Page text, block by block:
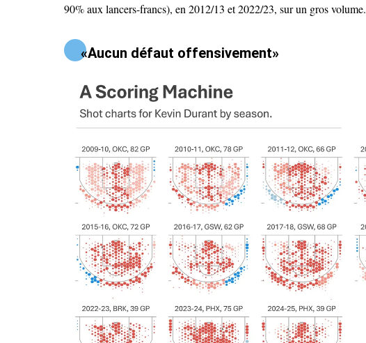
90% aux lancers-francs), en 2012/13 et 2022/23, sur un gros volume.
«Aucun défaut offensivement»